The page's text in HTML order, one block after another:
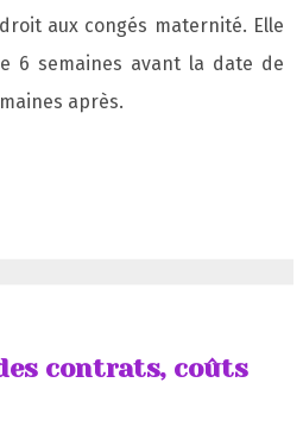
aux congés maternité. Elle
6 semaines avant la date de
après.
contrats, coûts